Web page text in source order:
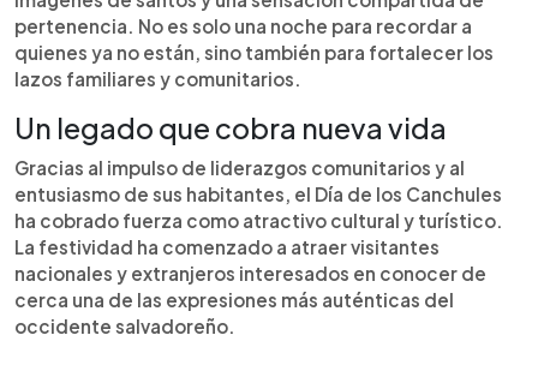
pertenencia. No es solo una noche para recordar a
quienes ya no están, sino también para fortalecer los
lazos familiares y comunitarios.
Un legado que cobra nueva vida
Gracias al impulso de liderazgos comunitarios y al
entusiasmo de sus habitantes, el Día de los Canchules
ha cobrado fuerza como atractivo cultural y turístico.
La festividad ha comenzado a atraer visitantes
nacionales y extranjeros interesados en conocer de
cerca una de las expresiones más auténticas del
occidente salvadoreño.